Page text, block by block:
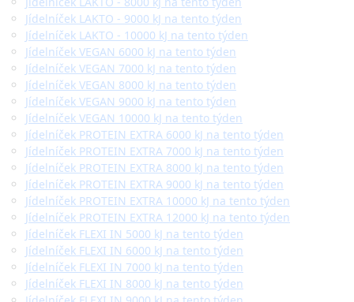
Jídelníček LAKTO - 9000 kJ na tento týden
Jídelníček LAKTO - 10000 kJ na tento týden
Jídelníček VEGAN 6000 kJ na tento týden
Jídelníček VEGAN 7000 kJ na tento týden
Jídelníček VEGAN 8000 kJ na tento týden
Jídelníček VEGAN 9000 kJ na tento týden
Jídelníček VEGAN 10000 kJ na tento týden
Jídelníček PROTEIN EXTRA 6000 kJ na tento týden
Jídelníček PROTEIN EXTRA 7000 kJ na tento týden
Jídelníček PROTEIN EXTRA 8000 kJ na tento týden
Jídelníček PROTEIN EXTRA 9000 kJ na tento týden
Jídelníček PROTEIN EXTRA 10000 kJ na tento týden
Jídelníček PROTEIN EXTRA 12000 kJ na tento týden
Jídelníček FLEXI IN 5000 kJ na tento týden
Jídelníček FLEXI IN 6000 kJ na tento týden
Jídelníček FLEXI IN 7000 kJ na tento týden
Jídelníček FLEXI IN 8000 kJ na tento týden